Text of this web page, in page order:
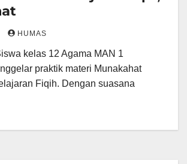
HUMAS
kelas 12 Agama MAN 1
praktik materi Munakahat
Fiqih. Dengan suasana